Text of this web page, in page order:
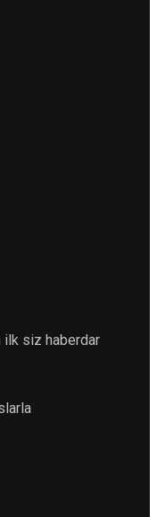
ilk siz haberdar